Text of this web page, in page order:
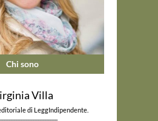
Chi sono
Villa
di LeggIndipendente.